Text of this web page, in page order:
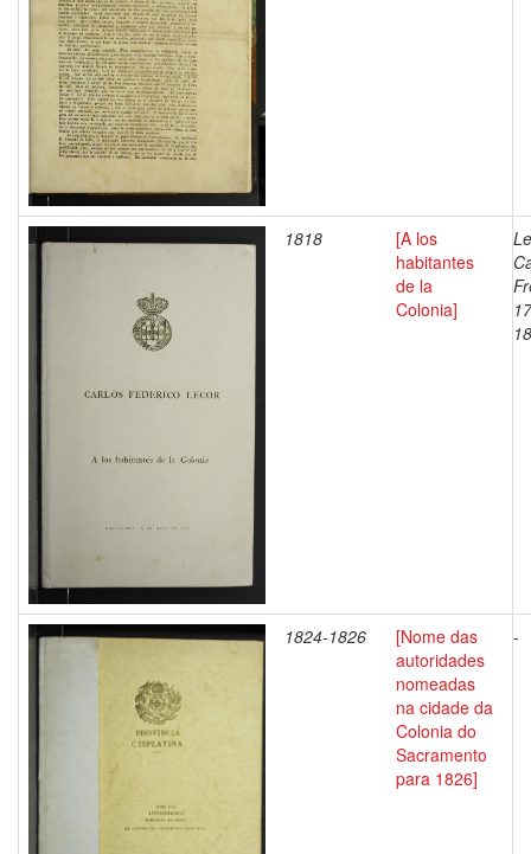
1818
[A los
habitantes
de la
Colonia]
1824-1826
[Nome das
autoridades
nomeadas
na cidade da
Colonia do
Sacramento
para 1826]
-